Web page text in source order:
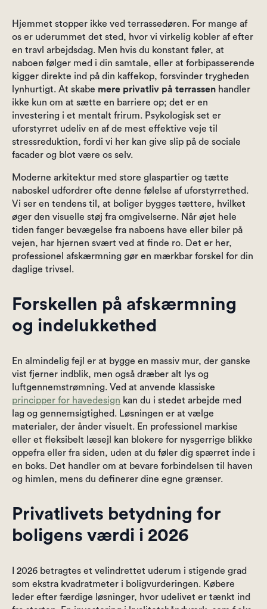
Hjemmet stopper ikke ved terrassedøren. For mange af
os er uderummet det sted, hvor vi virkelig kobler af efter
en travl arbejdsdag. Men hvis du konstant føler, at
naboen følger med i din samtale, eller at forbipasserende
kigger direkte ind på din kaffekop, forsvinder trygheden
lynhurtigt. At skabe mere privatliv på terrassen handler
ikke kun om at sætte en barriere op; det er en
investering i et mentalt frirum. Psykologisk set er
uforstyrret udeliv en af de mest effektive veje til
stressreduktion, fordi vi her kan give slip på de sociale
facader og blot være os selv.
Moderne arkitektur med store glaspartier og tætte
naboskel udfordrer ofte denne følelse af uforstyrrethed.
Vi ser en tendens til, at boliger bygges tættere, hvilket
øger den visuelle støj fra omgivelserne. Når øjet hele
tiden fanger bevægelse fra naboens have eller biler på
vejen, har hjernen svært ved at finde ro. Det er her,
professionel afskærmning gør en mærkbar forskel for din
daglige trivsel.
Forskellen på afskærmning
og indelukkethed
En almindelig fejl er at bygge en massiv mur, der ganske
vist fjerner indblik, men også dræber alt lys og
luftgennemstrømning. Ved at anvende klassiske
principper for havedesign kan du i stedet arbejde med
lag og gennemsigtighed. Løsningen er at vælge
materialer, der ånder visuelt. En professionel markise
eller et fleksibelt læsejl kan blokere for nysgerrige blikke
oppefra eller fra siden, uden at du føler dig spærret inde i
en boks. Det handler om at bevare forbindelsen til haven
og himlen, mens du definerer dine egne grænser.
Privatlivets betydning for
boligens værdi i 2026
I 2026 betragtes et velindrettet uderum i stigende grad
som ekstra kvadratmeter i boligvurderingen. Købere
leder efter færdige løsninger, hvor udelivet er tænkt ind